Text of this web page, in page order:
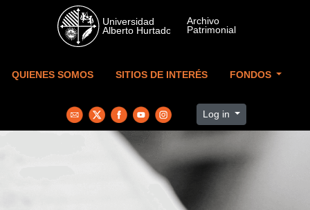
Skip to main content
QUIENES SOMOS SITIOS DE INTERÉS FONDOS
Log in